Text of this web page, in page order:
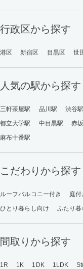
行政区から探す
港区 新宿区 目黒区 世
人気の駅から探す
三軒茶屋駅 品川駅 渋谷駅
都立大学駅
中目黒駅 赤
麻布十番駅
こだわりから探す
ルーフバルコニー付き 庭付
ひとり暮らし向け
ふたり暮
間取りから探す
1R 1K 1DK 1LDK